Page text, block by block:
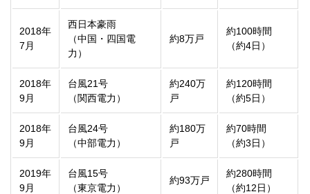
2018年
7月
西日本豪雨
（中国・四国電
力）
約8万戸
約100時間
（約4日）
2018年
9月
台風21号
（関西電力）
約240万
戸
約120時間
（約5日）
2018年
9月
台風24号
（中部電力）
約180万
戸
約70時間
（約3日）
2019年
9月
台風15号
（東京電力）
約93万戸
約280時間
（約12日）